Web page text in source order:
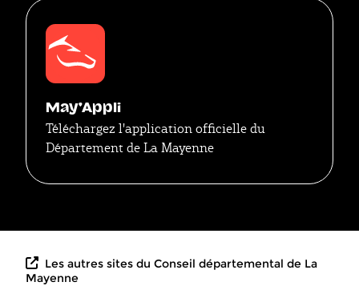
May'Appli
Téléchargez l'application officielle du
Département de La Mayenne
Les autres sites du Conseil départemental de La
Mayenne